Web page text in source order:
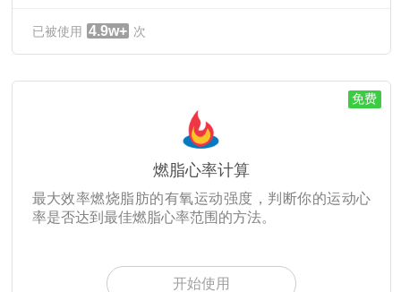
已被使用 4.9w+ 次
免费
燃脂心率计算
最大效率燃烧脂肪的有氧运动强度，判断你的运动心
率是否达到最佳燃脂心率范围的方法。
开始使用